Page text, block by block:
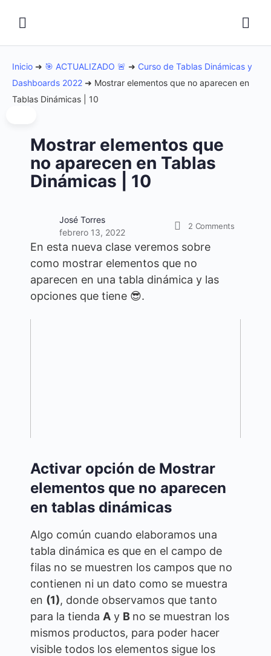
Inicio ➜ 🎯 ACTUALIZADO 🚨 ➜ Curso de Tablas Dinámicas y
Dashboards 2022 ➜ Mostrar elementos que no aparecen en
Tablas Dinámicas | 10
Mostrar elementos que
no aparecen en Tablas
Dinámicas | 10
José Torres
febrero 13, 2022
2 Comments
En esta nueva clase veremos sobre
como mostrar elementos que no
aparecen en una tabla dinámica y las
opciones que tiene 😎.
Activar opción de Mostrar
elementos que no aparecen
en tablas dinámicas
Algo común cuando elaboramos una
tabla dinámica es que en el campo de
filas no se muestren los campos que no
contienen ni un dato como se muestra
en (1), donde observamos que tanto
para la tienda A y B no se muestran los
mismos productos, para poder hacer
visible todos los elementos sigue los